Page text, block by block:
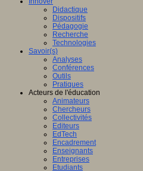
Didactique
Dispositifs
Pédagogie
Recherche
Technologies
Savoir(s)
Analyses
Conférences
Outils
Pratiques
Acteurs de l'éducation
Animateurs
Chercheurs
Collectivités
Editeurs
EdTech
Encadrement
Enseignants
Entreprises
Etudiants